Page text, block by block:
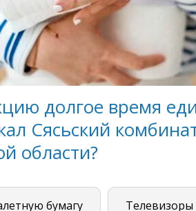
долгое время
Сясьский
области?
бумагу Телевизоры